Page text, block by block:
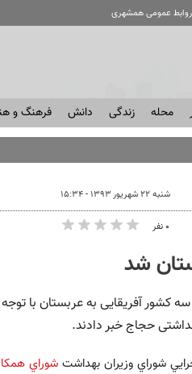
روابط عمومی همشهری
محله زندگی دانش فرهنگ و
شنبه ۲۲ شهریور ۱۳۹۳ - ۱۵:۳۴
۰ نفر
شد
کشور آفریقایی به عربستان با
حجاج خبر دادند.
شوراي وزيران بهداشت شوراي
شادمهر عقیلی
یاس» را بازخوانی